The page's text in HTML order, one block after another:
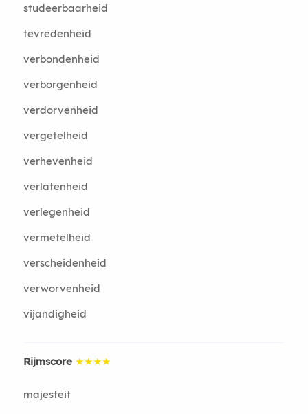
studeerbaarheid
tevredenheid
verbondenheid
verborgenheid
verdorvenheid
vergetelheid
verhevenheid
verlatenheid
verlegenheid
vermetelheid
verscheidenheid
verworvenheid
vijandigheid
Rijmscore ★★★★
majesteit